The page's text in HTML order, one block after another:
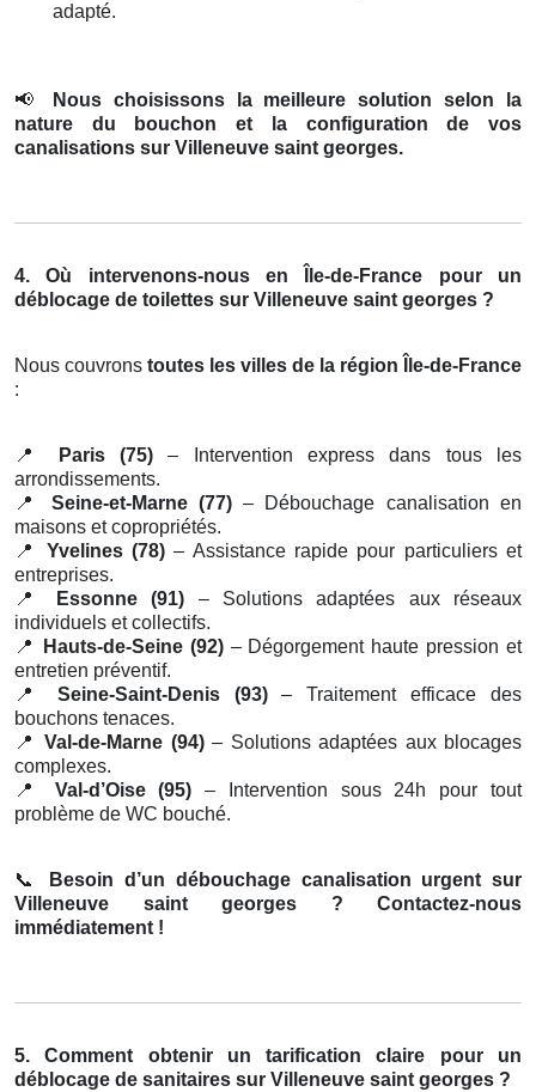
adapté.
📢
Nous choisissons la meilleure solution selon la
nature du bouchon et la configuration de vos
canalisations sur Villeneuve saint georges.
4. Où intervenons-nous en Île-de-France pour un
déblocage de toilettes sur Villeneuve saint georges ?
Nous couvrons toutes les villes de la région Île-de-France
:
📍 Paris (75) – Intervention express dans tous les
arrondissements.
📍
Seine-et-Marne (77)– Débouchage canalisation en
maisons et copropriétés.
📍
Yvelines (78) – Assistance rapide pour particuliers et
entreprises.
📍
Essonne (91) – Solutions adaptées aux réseaux
individuels et collectifs.
📍
Hauts-de-Seine (92)– Dégorgement haute pression et
entretien préventif.
📍
Seine-Saint-Denis (93)– Traitement efficace des
bouchons tenaces.
📍
Val-de-Marne (94)– Solutions adaptées aux blocages
complexes.
📍
Val-d’Oise (95) – Intervention sous 24h pour tout
problème de WC bouché.
📞
Besoin d’un débouchage canalisation urgent sur
Villeneuve saint georges ? Contactez-nous
immédiatement !
5. Comment obtenir un tarification claire pour un
déblocage de sanitaires sur Villeneuve saint georges ?